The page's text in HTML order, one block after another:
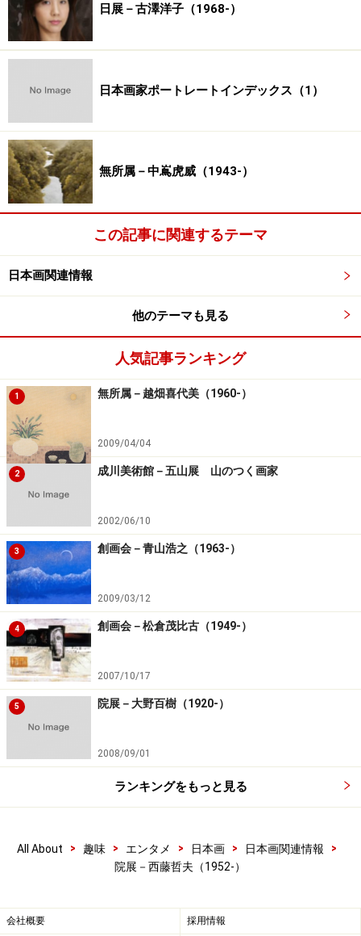
日展－古澤洋子（1968-）
日本画家ポートレートインデックス（1）
無所属－中嶌虎威（1943-）
この記事に関連するテーマ
日本画関連情報
他のテーマも見る
人気記事ランキング
1 無所属－越畑喜代美（1960-）
2009/04/04
2 成川美術館－五山展 山のつく画家
2002/06/10
3 創画会－青山浩之（1963-）
2009/03/12
4 創画会－松倉茂比古（1949-）
2007/10/17
5 院展－大野百樹（1920-）
2008/09/01
ランキングをもっと見る
All About > 趣味 > エンタメ > 日本画 > 日本画関連情報
>
院展－西藤哲夫（1952-）
会社概要 採用情報